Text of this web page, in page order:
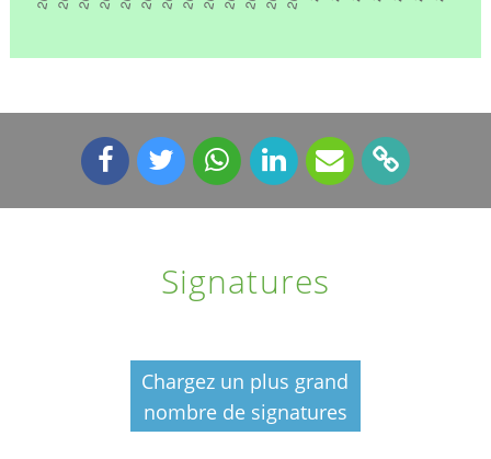
Signatures
Chargez un plus grand
nombre de signatures